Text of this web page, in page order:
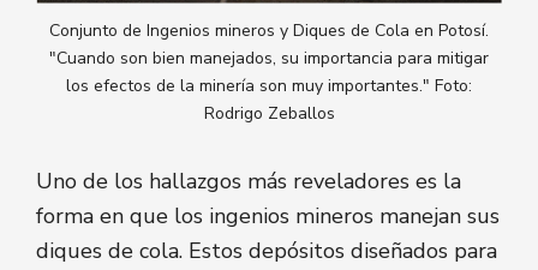
Conjunto de Ingenios mineros y Diques de Cola en Potosí.
"Cuando son bien manejados, su importancia para mitigar
los efectos de la minería son muy importantes." Foto:
Rodrigo Zeballos
Uno de los hallazgos más reveladores es la
forma en que los ingenios mineros manejan sus
diques de cola. Estos depósitos diseñados para